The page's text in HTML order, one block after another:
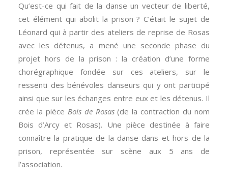
Qu’est-ce qui fait de la danse un vecteur de liberté,
cet élément qui abolit la prison ? C’était le sujet de
Léonard qui à partir des ateliers de reprise de Rosas
avec les détenus, a mené une seconde phase du
projet hors de la prison : la création d’une forme
chorégraphique fondée sur ces ateliers, sur le
ressenti des bénévoles danseurs qui y ont participé
ainsi que sur les échanges entre eux et les détenus. Il
crée la pièce Bois de Rosas(de la contraction du nom
Bois d’Arcy et Rosas). Une pièce destinée à faire
connaître la pratique de la danse dans et hors de la
prison, représentée sur scène aux 5 ans de
l’association.